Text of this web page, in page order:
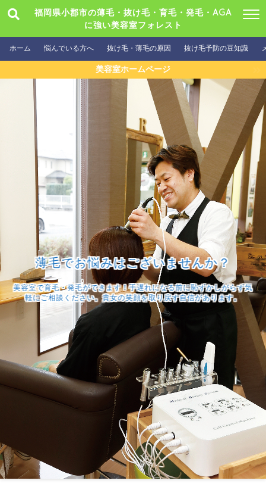
福岡県小郡市の薄毛・抜け毛・育毛・発毛・AGA
に強い美容室フォレスト
ホーム 悩んでいる方へ 抜け毛・薄毛の原因 抜け毛予防の豆知識
美容室ホームページ
薄毛でお悩みはございませんか？
美容室で育毛・発毛ができます！手遅れになる前に恥ずかしがらず気
軽にご相談ください。貴女の笑顔を取り戻す自信があります。